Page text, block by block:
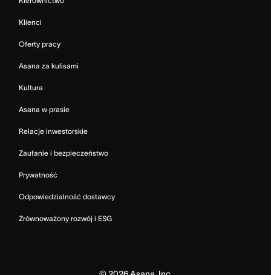
Klienci
Oferty pracy
Asana za kulisami
Kultura
Asana w prasie
Relacje inwestorskie
Zaufanie i bezpieczeństwo
Prywatność
Odpowiedzialność dostawcy
Zrównoważony rozwój i ESG